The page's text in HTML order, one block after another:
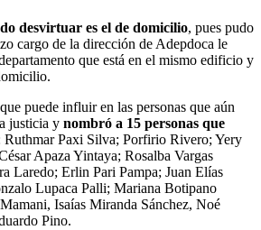
desvirtuar es el de domicilio, pues pudo
cargo de la dirección de Adepdoca le
que está en el mismo edificio y
puede influir en las personas que aún
justicia y nombró a 15 personas que
Ruthmar Paxi Silva; Porfirio Rivero; Yery
Apaza Yintaya; Rosalba Vargas
Laredo; Erlin Pari Pampa; Juan Elías
Lupaca Palli; Mariana Botipano
Isaías Miranda Sánchez, Noé
Pino.